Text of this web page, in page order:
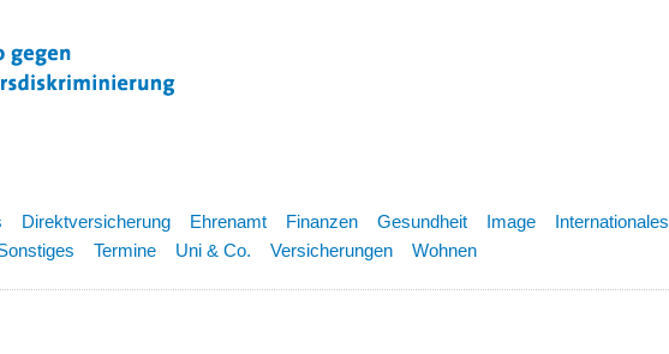
Direktversicherung Ehrenamt Finanzen Gesundheit Image Internationales
Termine Uni & Co. Versicherungen Wohnen